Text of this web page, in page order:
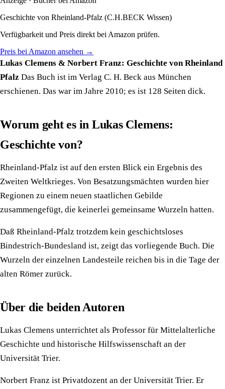
Geschichte von Rheinland-Pfalz (C.H.BECK Wissen)
Verfügbarkeit und Preis direkt bei Amazon prüfen.
Preis bei Amazon ansehen →
Lukas Clemens & Norbert Franz: Geschichte von Rheinland
Pfalz Das Buch ist im Verlag C. H. Beck aus München
erschienen. Das war im Jahre 2010; es ist 128 Seiten dick.
Worum geht es in Lukas Clemens:
Geschichte von?
Rheinland-Pfalz ist auf den ersten Blick ein Ergebnis des
Zweiten Weltkrieges. Von Besatzungsmächten wurden hier
Regionen zu einem neuen staatlichen Gebilde
zusammengefügt, die keinerlei gemeinsame Wurzeln hatten.
Daß Rheinland-Pfalz trotzdem kein geschichtsloses
Bindestrich-Bundesland ist, zeigt das vorliegende Buch. Die
Wurzeln der einzelnen Landesteile reichen bis in die Tage der
alten Römer zurück.
Über die beiden Autoren
Lukas Clemens unterrichtet als Professor für Mittelalterliche
Geschichte und historische Hilfswissenschaft an der
Universität Trier.
Norbert Franz ist Privatdozent an der Universität Trier. Er